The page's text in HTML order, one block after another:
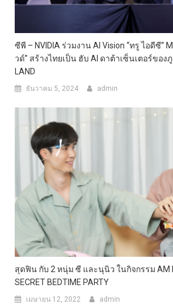
ซีพี – NVIDIA ร่วมงาน AI Vision “ทรู ไอดีซี”
วด์” สร้างไทยเป็น ฮับ AI ดาต้าเซ็นเตอร์ของ
LAND
ธันวาคม 5, 2024 admin
สุดฟิน กับ 2 หนุ่ม ซี และนุนิว ในกิจกรรม AM
SECRET BEDTIME PARTY
เมษายน 12, 2022 admin